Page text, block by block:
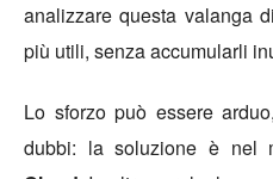
analizzare questa valanga
più utili, senza accumularli
Lo sforzo può essere
dubbi: la soluzione è nel